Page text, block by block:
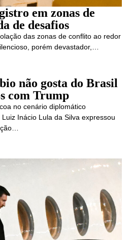
em zonas de
de desafios
das zonas de conflito ao redor
porém devastador,…
não gosta do Brasil
com Trump
no cenário diplomático
Inácio Lula da Silva expressou